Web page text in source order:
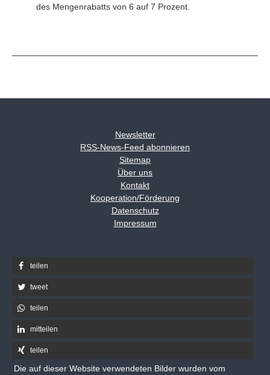
des Mengenrabatts von 6 auf 7 Prozent.
Newsletter
RSS-News-Feed abonnieren
Sitemap
Über uns
Kontakt
Kooperation/Förderung
Datenschutz
Impressum
teilen
tweet
teilen
mitteilen
teilen
Die auf dieser Website verwendeten Bilder wurden vom